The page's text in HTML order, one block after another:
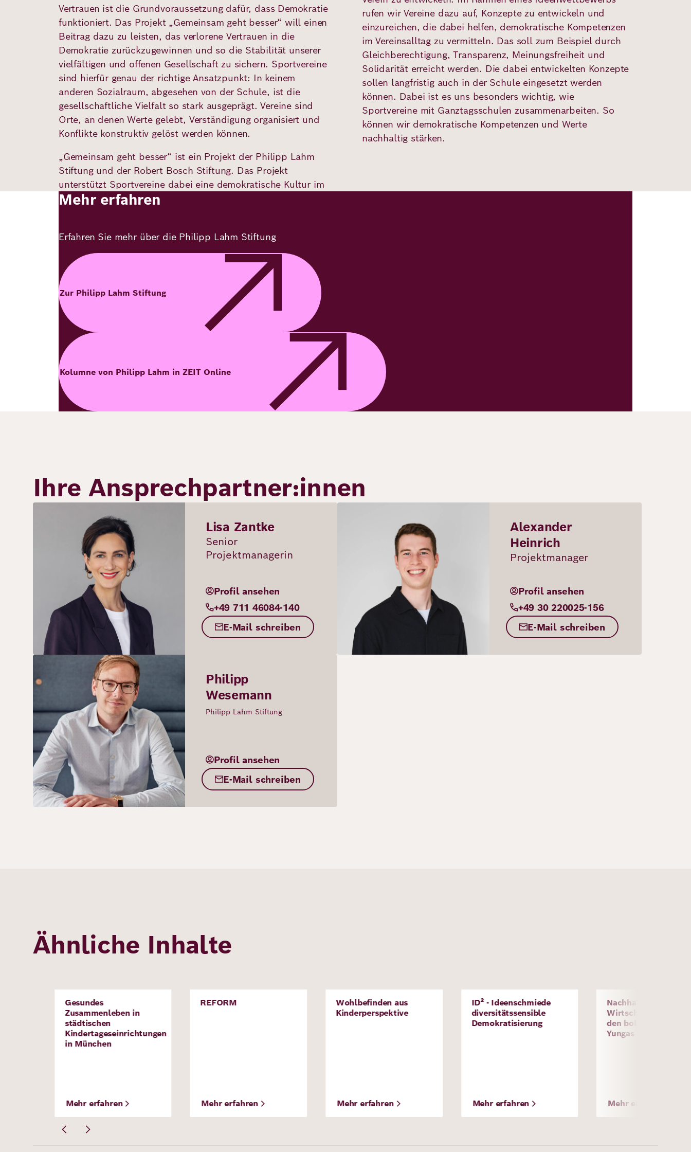
Deutsch Englisch
Vertrauen ist die Grundvoraussetzung dafür, dass Demokratie
funktioniert. Das Projekt „Gemeinsam geht besser“ will einen
Beitrag dazu zu leisten, das verlorene Vertrauen in die
Demokratie zurückzugewinnen und so die Stabilität unserer
vielfältigen und offenen Gesellschaft zu sichern. Sportvereine
sind hierfür genau der richtige Ansatzpunkt: In keinem
anderen Sozialraum, abgesehen von der Schule, ist die
gesellschaftliche Vielfalt so stark ausgeprägt. Vereine sind
Orte, an denen Werte gelebt, Verständigung organisiert und
Konflikte konstruktiv gelöst werden können.
„Gemeinsam geht besser“ ist ein Projekt der Philipp Lahm
Stiftung und der Robert Bosch Stiftung. Das Projekt
unterstützt Sportvereine dabei eine demokratische Kultur im
rufen wir Vereine dazu auf, Konzepte zu entwickeln und
einzureichen, die dabei helfen, demokratische Kompetenzen
im Vereinsalltag zu vermitteln. Das soll zum Beispiel durch
Gleichberechtigung, Transparenz, Meinungsfreiheit und
Solidarität erreicht werden. Die dabei entwickelten Konzepte
sollen langfristig auch in der Schule eingesetzt werden
können. Dabei ist es uns besonders wichtig, wie
Sportvereine mit Ganztagsschulen zusammenarbeiten. So
können wir demokratische Kompetenzen und Werte
nachhaltig stärken.
Mehr erfahren
Erfahren Sie mehr über die Philipp Lahm Stiftung
Zur Philipp Lahm Stiftung
Kolumne von Philipp Lahm in ZEIT Online
Ihre Ansprechpartner:innen
Bild
Lisa Zantke
Senior
Projektmanagerin
Profil ansehen
+49 711 46084-140
E-Mail schreiben
Bild
Alexander
Heinrich
Projektmanager
Profil ansehen
+49 30 220025-156
E-Mail schreiben
Bild
Philipp
Wesemann
Philipp Lahm Stiftung
Profil ansehen
E-Mail schreiben
Ähnliche Inhalte
Projekt
Gesundes
Zusammenleben in
städtischen
Kindertageseinrichtungen
in München
Mehr erfahren
Projekt
REFORM
Mehr erfahren
Projekt
Wohlbefinden aus
Kinderperspektive
Mehr erfahren
Projekt
ID² - Ideenschmiede
diversitätssensible
Demokratisierung
Mehr erfahren
Projekt
Nachhaltige digitale
Wirtschaftsformen
den bolivianischen
Yungas
Mehr erfahren